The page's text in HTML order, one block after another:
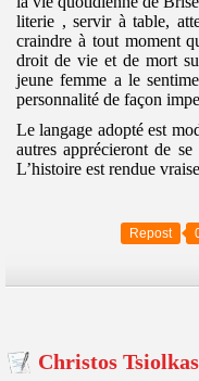
literie , servir à table,
craindre à tout moment
droit de vie et de mort
jeune femme a le
personnalité de façon
Le langage adopté est
autres apprécieront de
L’histoire est rendue
Repost
Christos